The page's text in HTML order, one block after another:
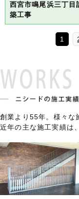
西宮市鳴尾浜三丁目
築工事
1
創業より55年。様々な
近年の主な施工実績は